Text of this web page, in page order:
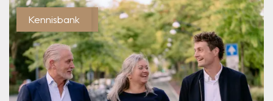
Blog/Actueel
Kennisbank